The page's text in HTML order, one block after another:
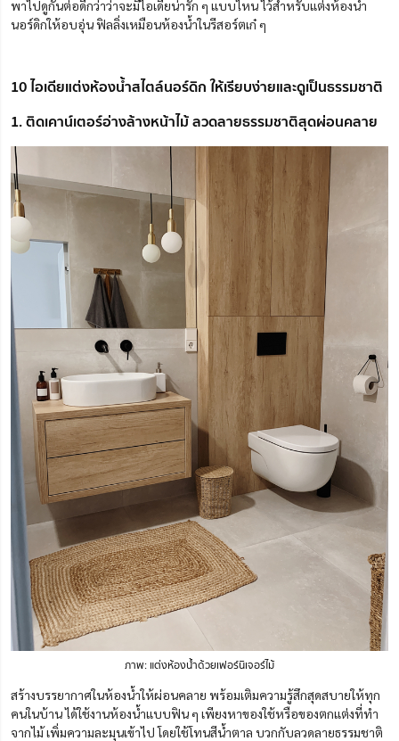
พาไปดูกันต่อดีกว่าว่าจะมีไอเดียน่ารัก ๆ แบบไหน ไว้สำหรับแต่งห้องน้ำ
นอร์ดิกให้อบอุ่น ฟิลลิ่งเหมือนห้องน้ำในรีสอร์ตเก๋ ๆ
10 ไอเดียแต่งห้องน้ำสไตล์นอร์ดิก ให้เรียบง่ายและดูเป็นธรรมชาติ
1. ติดเคาน์เตอร์อ่างล้างหน้าไม้ ลวดลายธรรมชาติสุดผ่อนคลาย
ภาพ: แต่งห้องน้ำด้วยเฟอร์นิเจอร์ไม้
สร้างบรรยากาศในห้องน้ำให้ผ่อนคลาย พร้อมเติมความรู้สึกสุดสบายให้ทุก
คนในบ้าน ได้ใช้งานห้องน้ำแบบฟิน ๆ เพียงหาของใช้หรือของตกแต่งที่ทำ
จากไม้ เพิ่มความละมุนเข้าไป โดยใช้โทนสีน้ำตาล บวกกับลวดลายธรรมชาติ